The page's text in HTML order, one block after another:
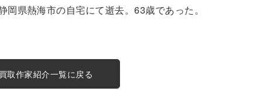
県熱海市の自宅にて逝去。63歳であった。
買取作家紹介一覧に戻る